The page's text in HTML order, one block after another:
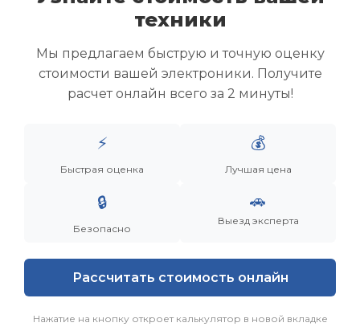
Скупка ноутбуков
Скупка ультрабуков
Скупка игровых ноутбуков
Скупка рабочих ноутбуков
Скупка старых ноутбуков (б/у)
Заказать Смотреть еще
техники
Мы предлагаем быструю и точную оценку
стоимости вашей электроники. Получите
расчет онлайн всего за 2 минуты!
⚡
Быстрая оценка
💰
Лучшая цена
🔒
Безопасно
🚗
Выезд эксперта
Рассчитать стоимость онлайн
Нажатие на кнопку откроет калькулятор в новой вкладке